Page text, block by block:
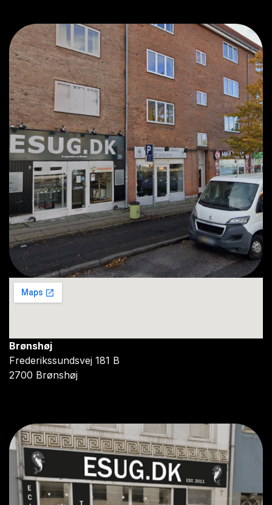
Brønshøj
Frederikssundsvej 181 B
2700 Brønshøj